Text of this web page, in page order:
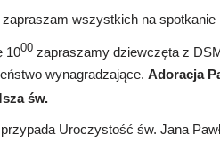
wszystkich na spotkanie
1000zapraszamy dziewczęta z
wynagradzające. Adoracja
św.
Uroczystość św. Jana